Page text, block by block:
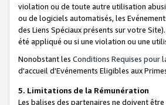
violation ou de toute autre utilisation
ou de logiciels automatisés, les
des Liens Spéciaux présents sur votre
été appliqué ou si une violation ou une
Nonobstant les Conditions Requises pour
d'accueil d'Evénements Eligibles aux
5. Limitations de la Rémunération
Les balises des partenaires ne doivent